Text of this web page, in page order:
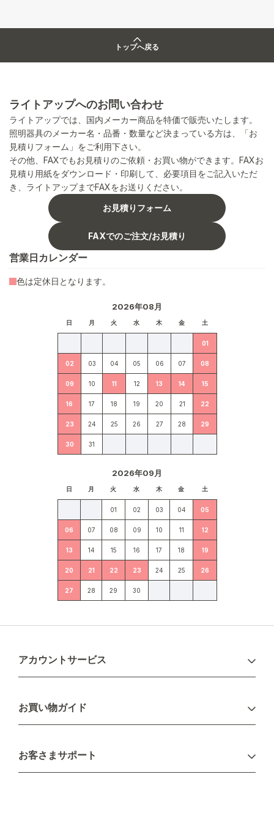
トップへ戻る
ライトアップへのお問い合わせ
ライトアップでは、国内メーカー商品を特価で販売いたします。
照明器具のメーカー名・品番・数量など決まっている方は、「お
見積りフォーム」をご利用下さい。
その他、FAXでもお見積りのご依頼・お買い物ができます。FAXお
見積り用紙をダウンロード・印刷して、必要項目をご記入いただ
き、ライトアップまでFAXをお送りください。
お見積りフォーム
FAXでのご注文/お見積り
営業日カレンダー
2026年08月
日 月 火 水 木 金 土
01
02 03 04 05 06 07 08
09 10 11 12 13 14 15
16 17 18 19 20 21 22
23 24 25 26 27 28 29
30 31
2026年09月
日 月 火 水 木 金 土
01 02 03 04 05
06 07 08 09 10 11 12
13 14 15 16 17 18 19
20 21 22 23 24 25 26
27 28 29 30
色は定休日となります。
アカウントサービス
新規会員登録
お買い物ガイド
配送について
不良品・返品について
お客さまサポート